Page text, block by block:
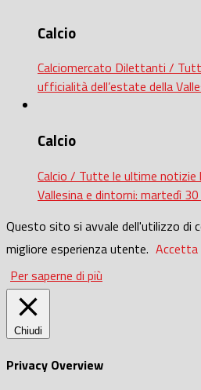
Calcio
Calciomercato Dilettanti /
ufficialità dell’estate della
Calcio
Calcio / Tutte le ultime notizie
Vallesina e dintorni: martedì
Questo sito si avvale dell'utilizzo di
migliore esperienza utente. Accetta
Per saperne di più
Chiudi
Privacy Overview